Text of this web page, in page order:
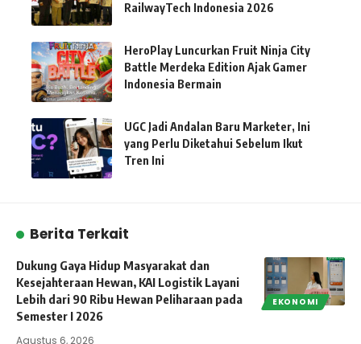
RailwayTech Indonesia 2026
HeroPlay Luncurkan Fruit Ninja City
Battle Merdeka Edition Ajak Gamer
Indonesia Bermain
UGC Jadi Andalan Baru Marketer, Ini
yang Perlu Diketahui Sebelum Ikut
Tren Ini
Berita Terkait
EKONOMI
Dukung Gaya Hidup Masyarakat dan
Kesejahteraan Hewan, KAI Logistik Layani
Lebih dari 90 Ribu Hewan Peliharaan pada
Semester I 2026
Agustus 6, 2026